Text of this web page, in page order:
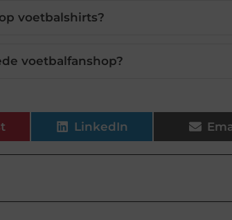
voetbalshirts?
voetbalfanshop?
LinkedIn